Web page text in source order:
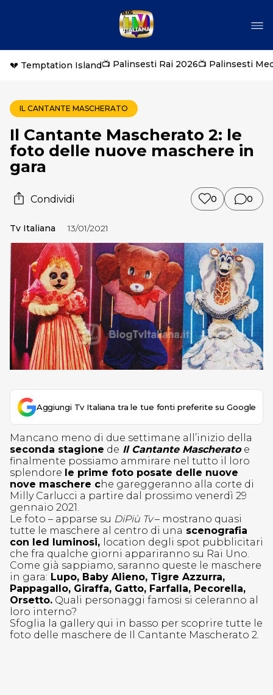
💔 Temptation Island📺 Palinsesti Rai 2026📺 Palinsesti
IL CANTANTE MASCHERATO
Il Cantante Mascherato 2: le
foto delle nuove maschere in
gara
Condividi 0 0
Tv Italiana 13/01/2021
Aggiungi Tv Italiana tra le tue fonti preferite su Google
Mancano meno di due settimane all’inizio della
seconda stagione de Il Cantante Mascherato e
finalmente possiamo ammirare nel tutto il loro
splendore le prime foto posate delle nuove
nove maschere che gareggeranno alla corte di
Milly Carlucci a partire dal prossimo venerdì 29
gennaio 2021.
Le foto – apparse su DiPiù Tv– mostrano quasi
tutte le maschere al centro di una scenografia
con led luminosi, location degli spot pubblicitari
che fra qualche giorni appariranno su Rai Uno.
Come già sappiamo, saranno queste le maschere
in gara: Lupo, Baby Alieno, Tigre Azzurra,
Pappagallo, Giraffa, Gatto, Farfalla, Pecorella,
Orsetto. Quali personaggi famosi si celeranno al
loro interno?
Sfoglia la gallery qui in basso per scoprire tutte le
foto delle maschere de Il Cantante Mascherato 2.